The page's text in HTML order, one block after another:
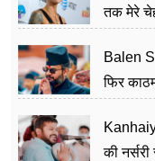
तक मेरे
Balen
फिर
की